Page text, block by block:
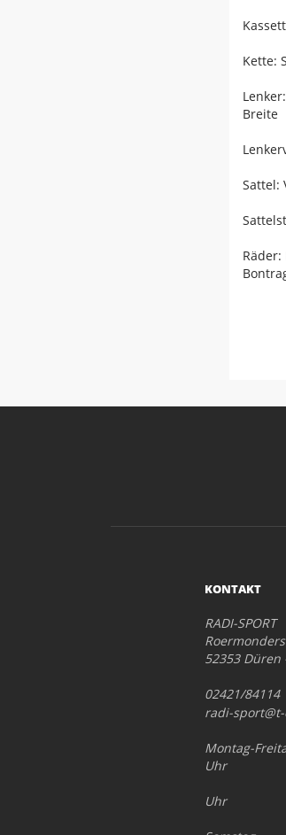
Kette:
Breite
Sattel:
Räder:
KONTAKT
RADI-SPORT
52353 Düren
02421/84114
radi-
Montag-
Uhr
14:30
Uhr